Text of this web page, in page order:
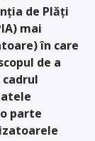
de Plăţi
mai
în care
de a
parte